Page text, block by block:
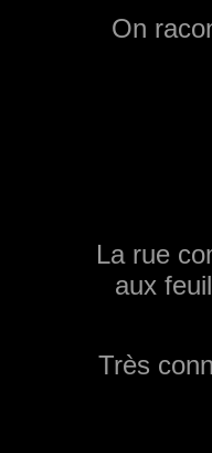
On
La rue
aux
Très